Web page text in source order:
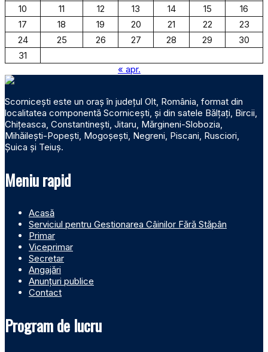
10
11 12 13 14 15
16
17
18 19 20 21 22
23
24
25 26 27 28 29
30
31
« apr.
Scornicești este un oraș în județul Olt, România, format din
localitatea componentă Scornicești, și din satele Bălțați, Bircii,
Chițeasca, Constantinești, Jitaru, Mărgineni-Slobozia,
Mihăilești-Popești, Mogoșești, Negreni, Piscani, Rusciori,
Șuica și Teiuș.
Meniu rapid
Acasă
Serviciul pentru Gestionarea Câinilor Fără Stăpân
Primar
Viceprimar
Secretar
Angajări
Anunțuri publice
Contact
Program de lucru